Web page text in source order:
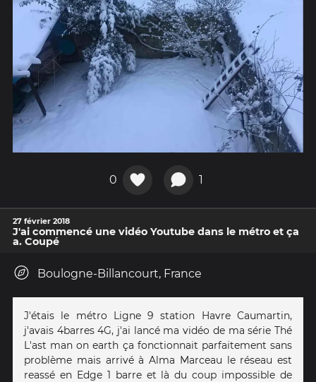
0 1
27 février 2018
J'ai commencé une vidéo Youtube dans le métro et ça
a. Coupé
Boulogne-Billancourt, France
J'étais le métro Ligne 9 station Havre Caumartin,
j'avais 4barres 4G, j'ai lancé ma vidéo de ma série Thé
L'ast man on earth ça fonctionnait parfaitement sans
problème mais arrivé à Alma Marceau le réseau est
reassé en Edge 1 barre et là du coup impossible de